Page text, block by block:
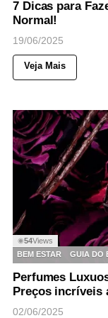
7 Dicas para
Normal!
19/06/2025
Veja Mais
◉54Views
BEM ESTAR
GUIA DO
Perfumes
Preços incríveis
02/06/2025